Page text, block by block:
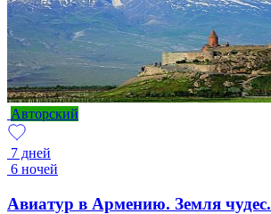
Авторский
7 дней
6 ночей
Авиатур в Армению. Земля чудес.